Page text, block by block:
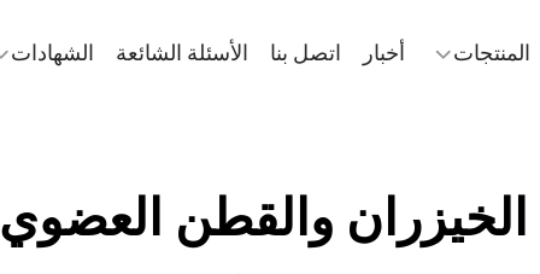
المنتجات أخبار اتصل بنا الأسئلة الشائعة الشهادات
والقطن العضوي